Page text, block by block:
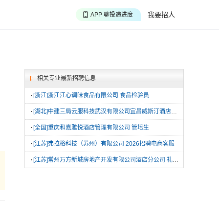
我要招人
APP 聊投递进度
相关专业最新招聘信息
· [浙江]浙江江心调味食品有限公司 食品检验员
· [湖北]中建三局云服科技武汉有限公司宜昌威斯汀酒店分公司 行政酒廊接待员
· [全国]重庆和嘉雅悦酒店管理有限公司 管培生
· [江苏]弗拉格科技（苏州）有限公司 2026招聘电商客服
· [江苏]常州万方新城房地产开发有限公司酒店分公司 礼宾员